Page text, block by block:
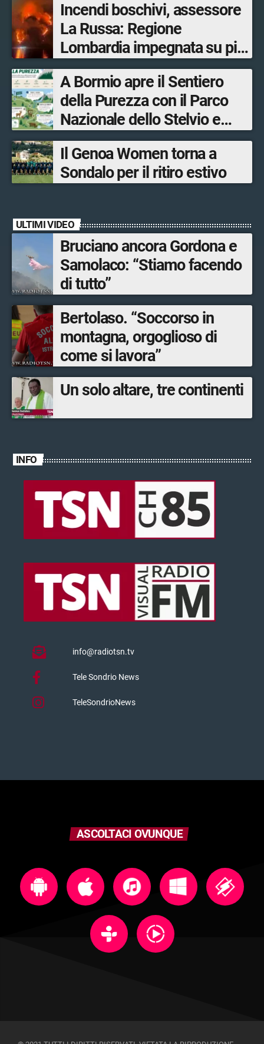
Incendi boschivi, assessore
La Russa: Regione
Lombardia impegnata su più
fronti, 48 volontari coinvolti
tra le province di Lecco,
Sondrio, Milano e Como
A Bormio apre il Sentiero
della Purezza con il Parco
Nazionale dello Stelvio e
Bormio Tourism
Il Genoa Women torna a
Sondalo per il ritiro estivo
ULTIMI VIDEO
Bruciano ancora Gordona e
Samolaco: “Stiamo facendo
di tutto”
Bertolaso. “Soccorso in
montagna, orgoglioso di
come si lavora”
Un solo altare, tre continenti
INFO
info@radiotsn.tv
Tele Sondrio News
TeleSondrioNews
ASCOLTACI OVUNQUE